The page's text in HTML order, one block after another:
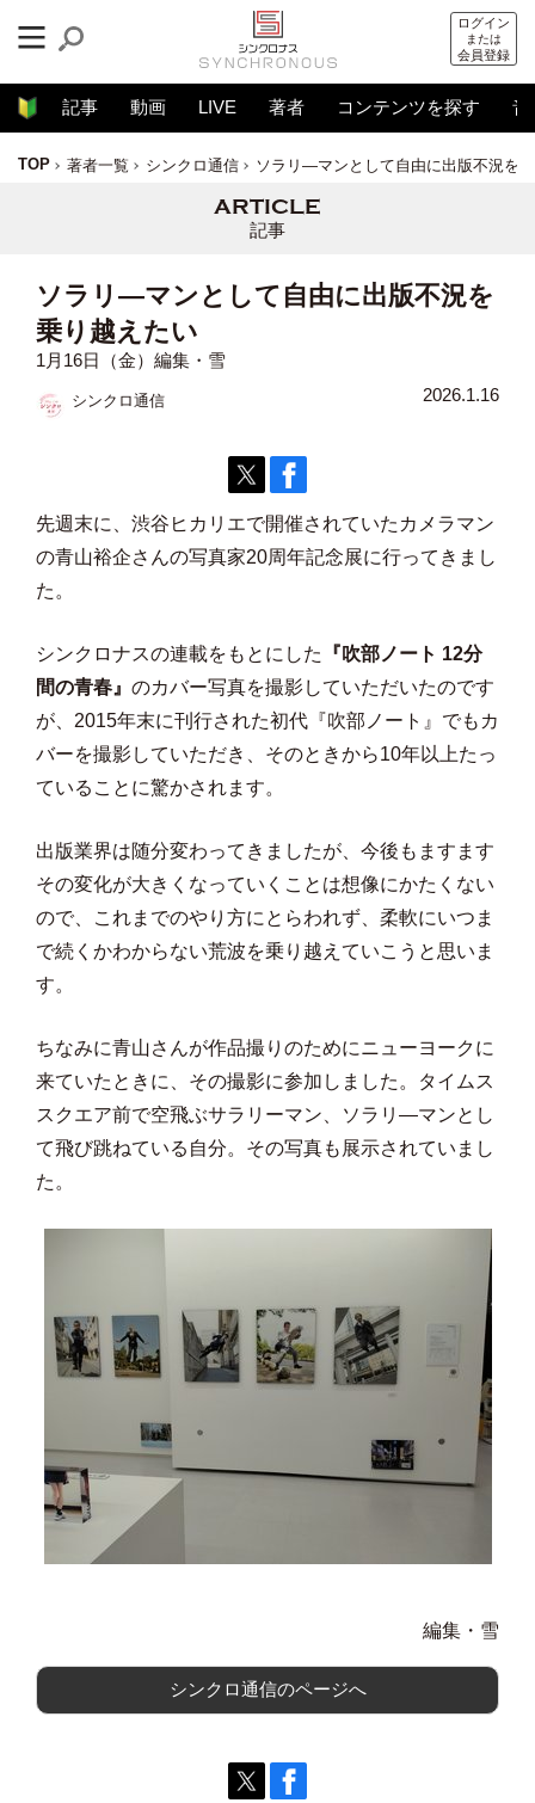
ログイン
または
会員登録
記事 動画 LIVE 著者 コンテンツを探す 音
TOP 著者一覧 シンクロ通信 ソラリ―マンとして自由に出版不況を
記事
ソラリ―マンとして自由に出版不況を
乗り越えたい
1月16日（金）編集・雪
シンクロ通信 2026.1.16
先週末に、渋谷ヒカリエで開催されていたカメラマン
の青山裕企さんの写真家20周年記念展に行ってきまし
た。
シンクロナスの連載をもとにした
『吹部ノート 12分
間の青春』 のカバー写真を撮影していただいたのです
が、2015年末に刊行された初代『吹部ノート』でもカ
バーを撮影していただき、そのときから10年以上たっ
ていることに驚かされます。
出版業界は随分変わってきましたが、今後もますます
その変化が大きくなっていくことは想像にかたくない
ので、これまでのやり方にとらわれず、柔軟にいつま
で続くかわからない荒波を乗り越えていこうと思いま
す。
ちなみに青山さんが作品撮りのためにニューヨークに
来ていたときに、その撮影に参加しました。タイムス
スクエア前で空飛ぶサラリーマン、ソラリ―マンとし
て飛び跳ねている自分。その写真も展示されていまし
た。
編集・雪
シンクロ通信のページへ